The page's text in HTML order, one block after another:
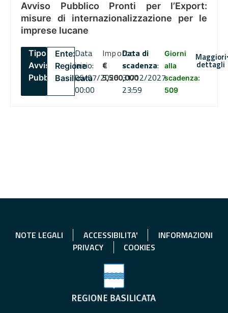
Avviso Pubblico Pronti per l’Export:
misure di internazionalizzazione per le
imprese lucane
Tipo:
Avviso
Pubblico
Ente:
Regione
Basilicata
Data
inizio:
06/07/2026
00:00
Importo
€
5,500,000
Data di
scadenza:
31/12/2027
23:59
Giorni
alla
scadenza:
509
Maggiori
dettagli
NOTE LEGALI ACCESSIBILITA'
INFORMAZIONI
PRIVACY
COOKIES